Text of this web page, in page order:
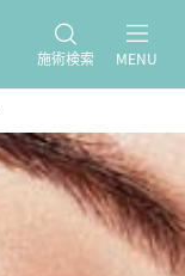
施術検索 MENU